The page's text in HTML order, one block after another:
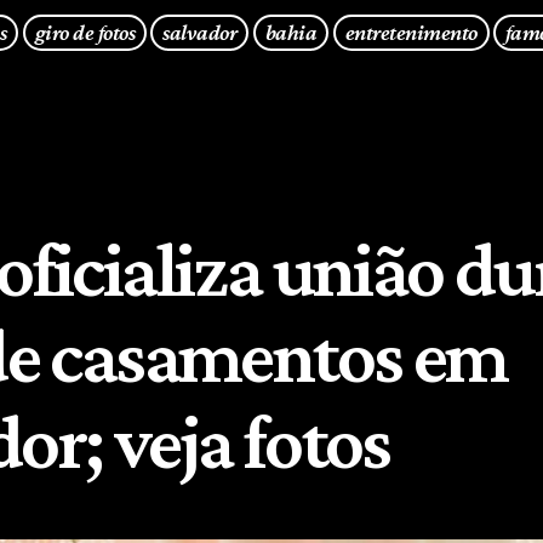
giro de fotos salvador bahia entretenimento
união
casamentos em
veja fotos